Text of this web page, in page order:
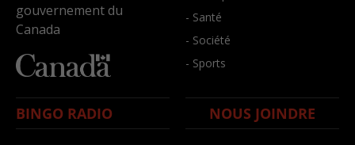
gouvernement du
Canada
- Santé
- Société
- Sports
BINGO RADIO NOUS JOINDRE